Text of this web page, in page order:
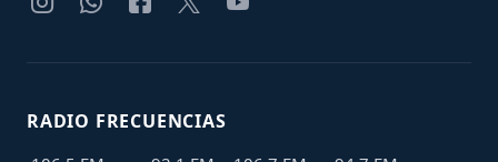
RADIO FRECUENCIAS